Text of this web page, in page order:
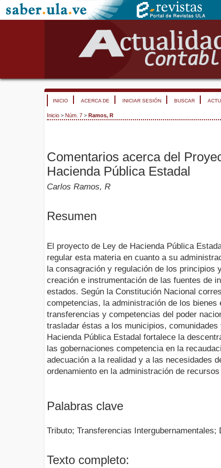
INICIO ACERCA DE INICIAR SESIÓN BUSCAR
Inicio > Núm. 7 > Ramos, R
Comentarios acerca del
Hacienda Pública Estadal
Carlos Ramos, R
Resumen
El proyecto de Ley de Hacienda Pública
regular esta materia en cuanto a su
la consagración y regulación de los principios
creación e instrumentación de las fuentes de
estados. Según la Constitución Nacional
competencias, la administración de los
transferencias y competencias del poder
trasladar éstas a los municipios,
Hacienda Pública Estadal fortalece la
las gobernaciones competencia en la
adecuación a la realidad y a las necesidades
ordenamiento en la administración de
Palabras clave
Tributo; Transferencias Intergubernamentales;
Texto completo: